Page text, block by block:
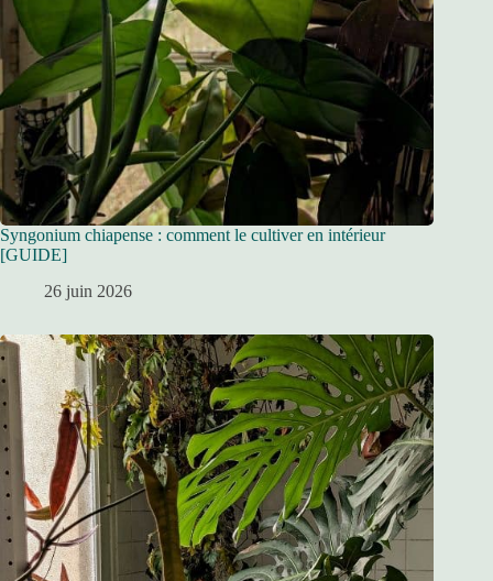
Syngonium chiapense : comment le cultiver en intérieur
[GUIDE]
26 juin 2026